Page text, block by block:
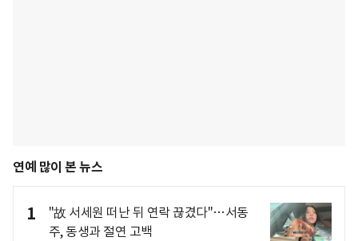
연예 많이 본 뉴스
1
"故 서세원 떠난 뒤 연락 끊겼다"…서동
주, 동생과 절연 고백